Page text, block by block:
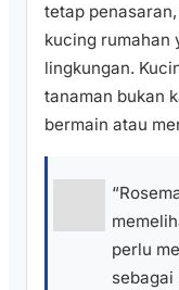
tetap
kucing rumahan
lingkungan.
tanaman bukan
bermain atau
perlu
sebagai